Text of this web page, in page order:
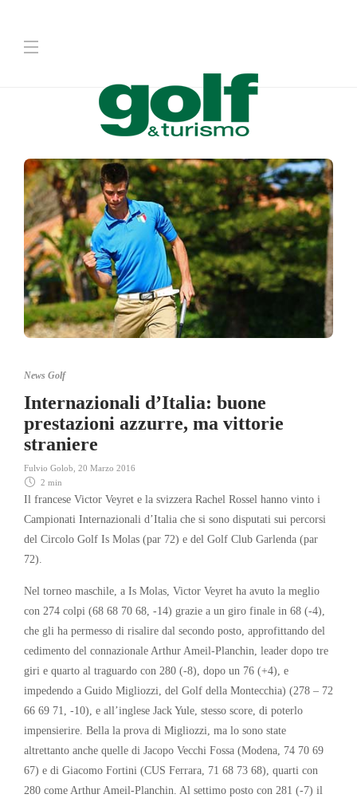
News Golf
Internazionali d’Italia: buone
prestazioni azzurre, ma vittorie
straniere
Fulvio Golob 20 Marzo 2016
2 min
Il francese Victor Veyret e la svizzera Rachel Rossel hanno vinto i
Campionati Internazionali d’Italia che si sono disputati sui percorsi
del Circolo Golf Is Molas (par 72) e del Golf Club Garlenda (par
72).
Nel torneo maschile, a Is Molas, Victor Veyret ha avuto la meglio
con 274 colpi (68 68 70 68, -14) grazie a un giro finale in 68 (-4),
che gli ha permesso di risalire dal secondo posto, approfittando del
cedimento del connazionale Arthur Ameil-Planchin, leader dopo tre
giri e quarto al traguardo con 280 (-8), dopo un 76 (+4), e
impedendo a Guido Migliozzi, del Golf della Montecchia) (278 – 72
66 69 71, -10), e all’inglese Jack Yule, stesso score, di poterlo
impensierire. Bella la prova di Migliozzi, ma lo sono state
altrettanto anche quelle di Jacopo Vecchi Fossa (Modena, 74 70 69
67) e di Giacomo Fortini (CUS Ferrara, 71 68 73 68), quarti con
280 come Arthur Ameil-Planchin. Al settimo posto con 281 (-7) il